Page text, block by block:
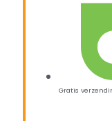
Gratis